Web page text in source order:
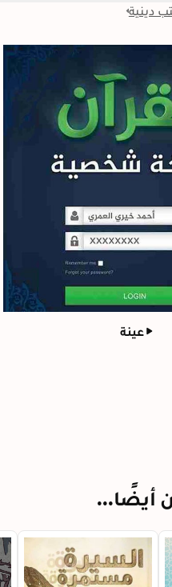
دينية
عينة
أيضًا...